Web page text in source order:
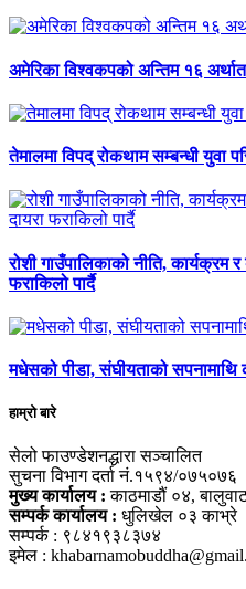
अमेरिका विश्वकपको अन्तिम १६
तेमालमा विपद् रोकथाम सम्बन्धी युवा
रोशी गाउँपालिकाको नीति, कार्यक्रम
फराकिलो पार्दै
मधेसको पीडा, संघीयताको सपनामाथि
हाम्रो बारे
सेलो फाउण्डेशनद्धारा सञ्चालित
सुचना विभाग दर्ता नं.१५९४/०७५०७६
मुख्य कार्यालय : काठमाडौं ०४,
सम्पर्क कार्यालय : धुलिखेल ०३ काभ्रे
सम्पर्क : ९८४१९३८३७४
इमेल :